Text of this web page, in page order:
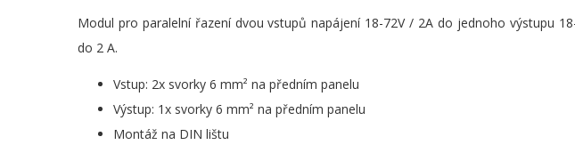
Modul pro paralelní řazení dvou vstupů napájení 18-72V / 2A do jednoho výstupu
do 2 A.
Vstup: 2x svorky 6 mm² na předním panelu
Výstup: 1x svorky 6 mm² na předním panelu
Montáž na DIN lištu